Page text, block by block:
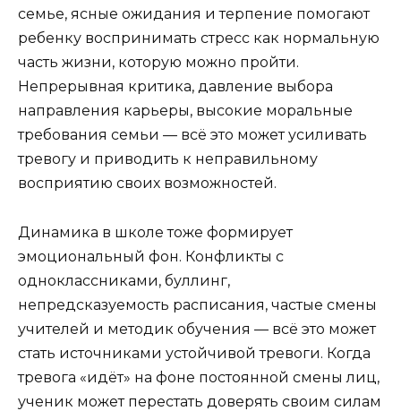
семье, ясные ожидания и терпение помогают
ребенку воспринимать стресс как нормальную
часть жизни, которую можно пройти.
Непрерывная критика, давление выбора
направления карьеры, высокие моральные
требования семьи — всё это может усиливать
тревогу и приводить к неправильному
восприятию своих возможностей.
Динамика в школе тоже формирует
эмоциональный фон. Конфликты с
одноклассниками, буллинг,
непредсказуемость расписания, частые смены
учителей и методик обучения — всё это может
стать источниками устойчивой тревоги. Когда
тревога «идёт» на фоне постоянной смены лиц,
ученик может перестать доверять своим силам